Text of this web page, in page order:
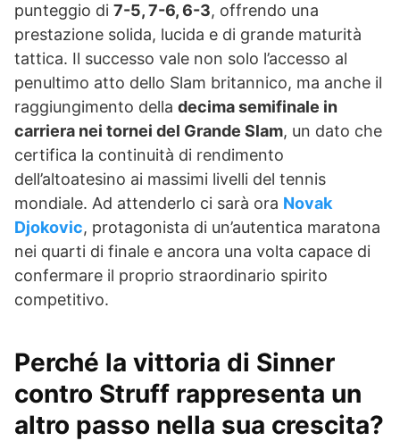
punteggio di 7-5, 7-6, 6-3, offrendo una
prestazione solida, lucida e di grande maturità
tattica. Il successo vale non solo l’accesso al
penultimo atto dello Slam britannico, ma anche il
raggiungimento della decima semifinale in
carriera nei tornei del Grande Slam, un dato che
certifica la continuità di rendimento
dell’altoatesino ai massimi livelli del tennis
mondiale. Ad attenderlo ci sarà ora Novak
Djokovic, protagonista di un’autentica maratona
nei quarti di finale e ancora una volta capace di
confermare il proprio straordinario spirito
competitivo.
Perché la vittoria di Sinner
contro Struff rappresenta un
altro passo nella sua crescita?